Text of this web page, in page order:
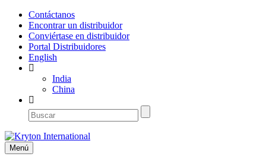
Contáctanos
Encontrar un distribuidor
Conviértase en distribuidor
Portal Distribuidores
English
India
China
Menú